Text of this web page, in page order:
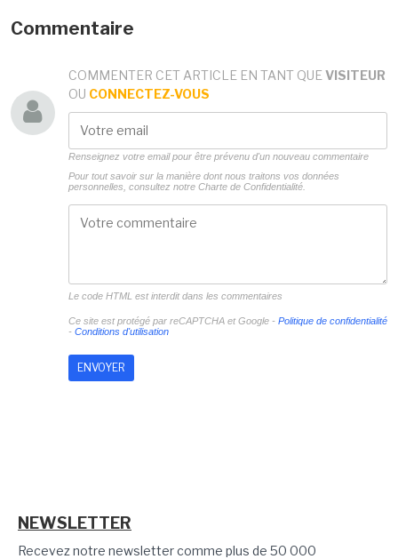
Commentaire
COMMENTER CET ARTICLE EN TANT QUE VISITEUR
OU CONNECTEZ-VOUS
Renseignez votre email pour être prévenu d'un nouveau commentaire
Pour tout savoir sur la manière dont nous traitons vos données
personnelles, consultez notre Charte de Confidentialité.
Le code HTML est interdit dans les commentaires
Ce site est protégé par reCAPTCHA et Google - Politique de confidentialité
- Conditions d'utilisation
NEWSLETTER
Recevez notre newsletter comme plus de 50 000